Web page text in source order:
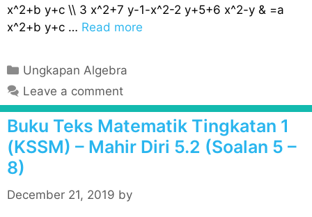
x^2+b y+c \\ 3 x^2+7 y-1-x^2-2 y+5+6 x^2-y & =a
x^2+b y+c … Read more
C
a
t
e
g
o
r
i
Ungkapan Algebra
Leave a comment
Buku Teks Matematik Tingkatan 1
(KSSM) – Mahir Diri 5.2 (Soalan 5 –
8)
December 21, 2019 by